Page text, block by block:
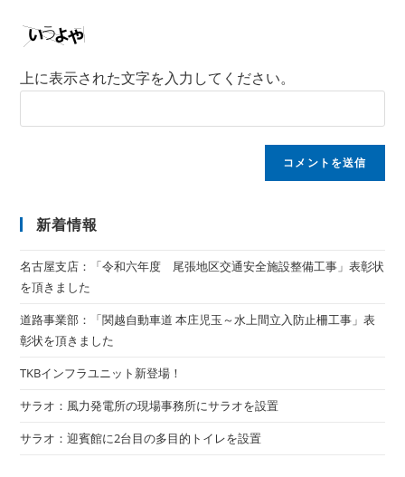
上に表示された文字を入力してください。
新着情報
名古屋支店：「令和六年度 尾張地区交通安全施設整備工事」表彰状
を頂きました
道路事業部：「関越自動車道 本庄児玉～水上間立入防止柵工事」表
彰状を頂きました
TKBインフラユニット新登場！
サラオ：風力発電所の現場事務所にサラオを設置
サラオ：迎賓館に2台目の多目的トイレを設置